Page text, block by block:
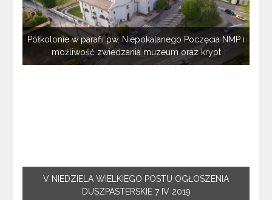
Półkolonie w parafii pw. Niepokalanego Poczęcia NMP i
możliwość zwiedzania muzeum oraz krypt
V NIEDZIELA WIELKIEGO POSTU OGŁOSZENIA
DUSZPASTERSKIE 7 IV 2019